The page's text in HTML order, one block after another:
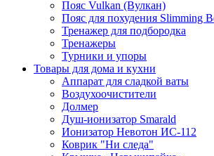
Пояс Vulkan (Вулкан)
Пояс для похудения Slimming
Тренажер для подбородка
Тренажеры
Турники и упоры
Товары для дома и кухни
Аппарат для сладкой ваты
Воздухоочистители
Долмер
Душ-ионизатор Smarald
Ионизатор Невотон ИС-112
Коврик "Ни следа"